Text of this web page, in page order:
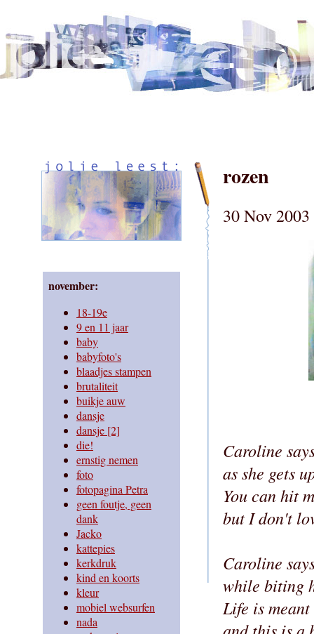
november:
18-19e
9 en 11 jaar
baby
babyfoto's
blaadjes stampen
brutaliteit
buikje auw
dansje
dansje [2]
die!
ernstig nemen
foto
fotopagina Petra
geen foutje, geen
dank
Jacko
kattepies
kerkdruk
kind en koorts
kleur
mobiel websurfen
nada
rozen
30 Nov
Caroline
as she gets
You can hit
but I don't
Caroline
while biting
Life is